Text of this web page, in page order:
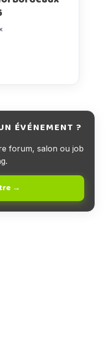
ÉVÉNEMENT ?
forum, salon ou job
→